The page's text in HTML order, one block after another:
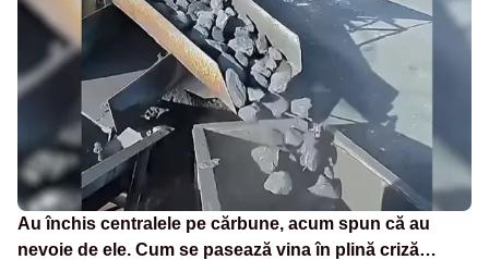
Au închis centralele pe cărbune, acum spun că au
nevoie de ele. Cum se pasează vina în plină criză